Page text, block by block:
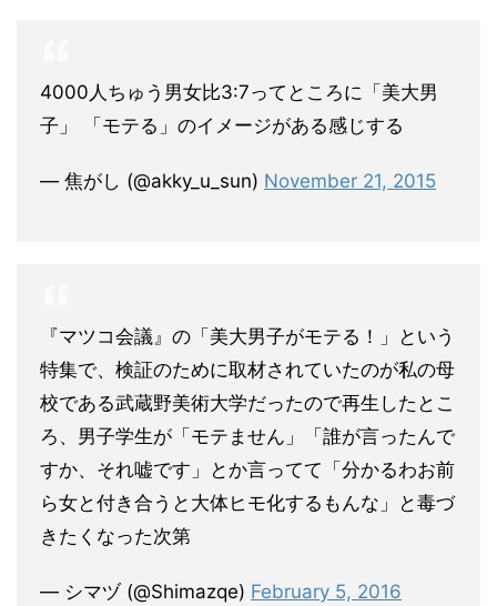
4000人ちゅう男女比3:7ってところに「美大男
子」 「モテる」のイメージがある感じする
— 焦がし (@akky_u_sun) November 21, 2015
『マツコ会議』の「美大男子がモテる！」という
特集で、検証のために取材されていたのが私の母
校である武蔵野美術大学だったので再生したとこ
ろ、男子学生が「モテません」「誰が言ったんで
すか、それ嘘です」とか言ってて「分かるわお前
ら女と付き合うと大体ヒモ化するもんな」と毒づ
きたくなった次第
— シマヅ (@Shimazqe) February 5, 2016